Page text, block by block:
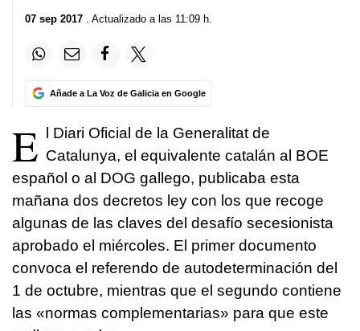
07 sep 2017 . Actualizado a las 11:09 h.
Añade a La Voz de Galicia en Google
E l Diari Oficial de la Generalitat de
Catalunya, el equivalente catalán al BOE
español o al DOG gallego, publicaba esta
mañana dos decretos ley con los que recoge
algunas de las claves del desafío secesionista
aprobado el miércoles. El primer documento
convoca el referendo de autodeterminación del
1 de octubre, mientras que el segundo contiene
las «normas complementarias» para que este